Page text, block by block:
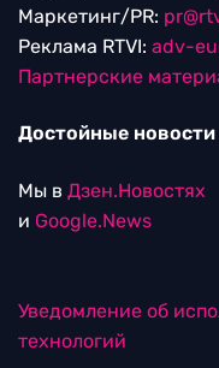
Маркетинг/PR:
Реклама RTVI: adv-
Партнерские
Достойные новости
Мы в Дзен.Новостях
и Google.News
Уведомление об
технологий